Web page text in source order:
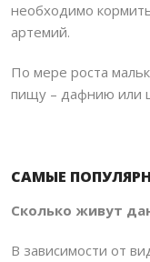
необходимо
артемий.
По мере роста
пищу – дафнию или
САМЫЕ
Сколько живут
В зависимости от